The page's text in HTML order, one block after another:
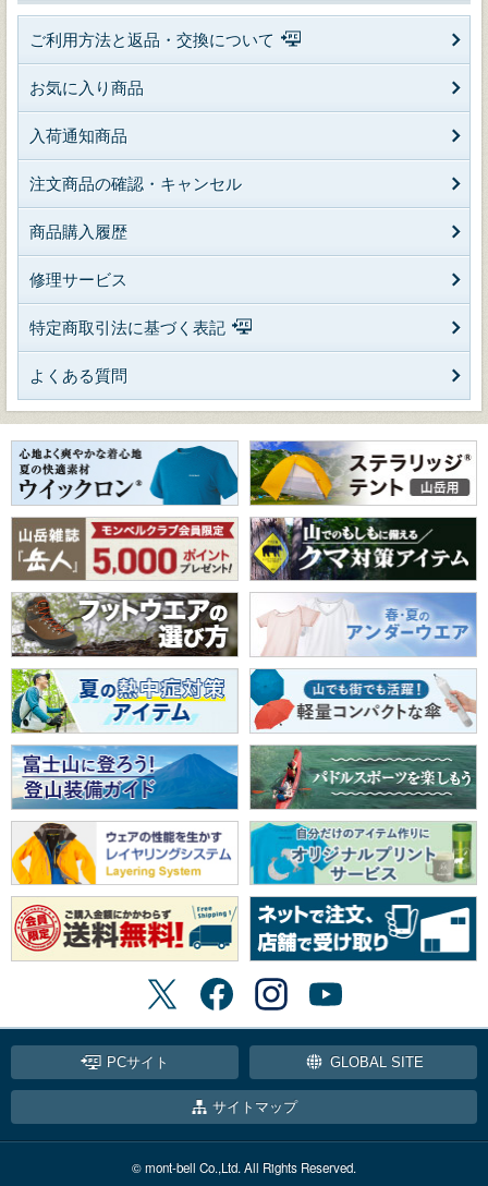
ご利用方法と返品・交換について
お気に入り商品
入荷通知商品
注文商品の確認・キャンセル
商品購入履歴
修理サービス
特定商取引法に基づく表記
よくある質問
PCサイト GLOBAL SITE
サイトマップ
© mont-bell Co.,Ltd. All Rights Reserved.